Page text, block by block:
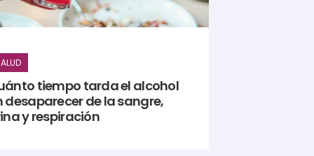
tiempo tarda el alcohol
desaparecer de la sangre,
y respiración